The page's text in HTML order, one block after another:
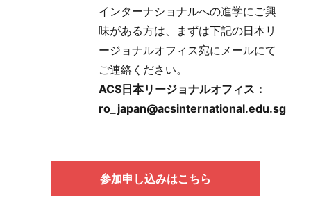
インターナショナルへの進学にご興
味がある方は、まずは下記の日本リ
ージョナルオフィス宛にメールにて
ご連絡ください。
ACS日本リージョナルオフィス：
ro_japan@acsinternational.edu.sg
参加申し込みはこちら